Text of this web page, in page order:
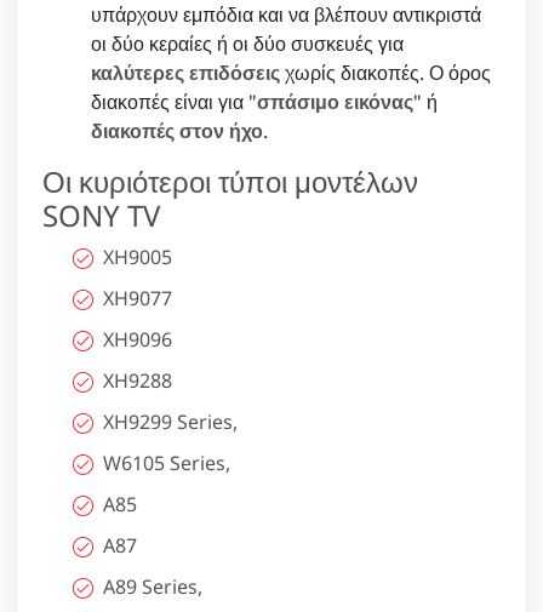
υπάρχουν εμπόδια και να βλέπουν αντικριστά
οι δύο κεραίες ή οι δύο συσκευές για
καλύτερες επιδόσειςχωρίς διακοπές. Ο όρος
διακοπές είναι για "σπάσιμο εικόνας" ή
διακοπές στον ήχο.
Οι κυριότεροι τύποι μοντέλων
SONY TV
XH9005
XH9077
XH9096
XH9288
XH9299 Series,
W6105 Series,
A85
A87
A89 Series,